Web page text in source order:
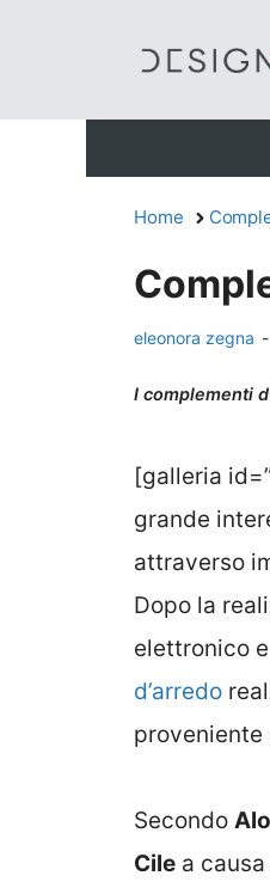
Home
eleonora zegna -
I complementi
[galleria
grande
attraverso
Dopo la
elettronico
d’arredo
Secondo
Cile a